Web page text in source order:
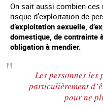
On sait aussi combien
risque d’exploitation de
d’exploitation sexuelle,
domestique, de contrainte
obligation à mendier.
Les personnes
particulièrement
pour ne